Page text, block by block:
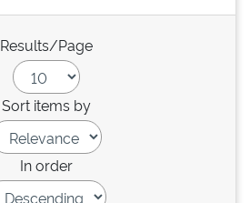
Results/Page
Sort items by
In order